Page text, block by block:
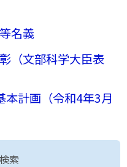
名義
（文部科学大臣表
本計画（令和4年3月
索